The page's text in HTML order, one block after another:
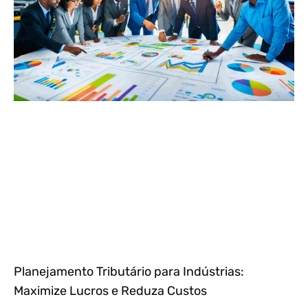
Planejamento Tributário para Indústrias:
Maximize Lucros e Reduza Custos